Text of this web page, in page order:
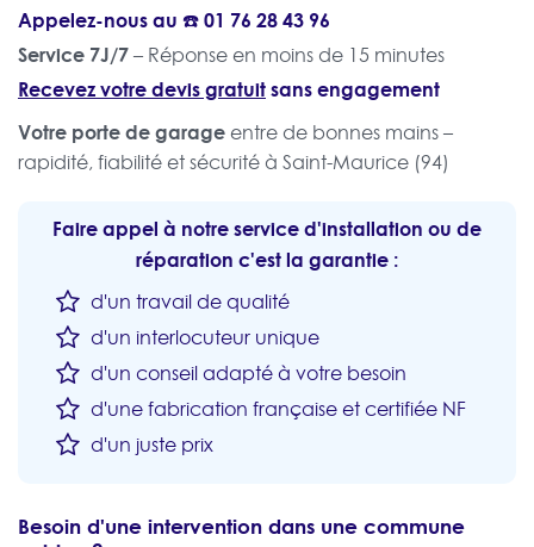
Appelez-nous au ☎️01 76 28 43 96
Service 7J/7– Réponse en moins de 15 minutes
Recevez votre devis gratuitsans engagement
Votre porte de garage entre de bonnes mains –
rapidité, fiabilité et sécurité à Saint-Maurice (94)
Faire appel à notre service d'installation ou de
réparation c'est la garantie :
d'un travail de qualité
d'un interlocuteur unique
d'un conseil adapté à votre besoin
d'une fabrication française et certifiée NF
d'un juste prix
Besoin d'une intervention dans une commune